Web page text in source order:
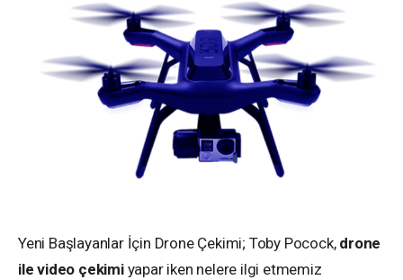
Yeni Başlayanlar İçin Drone Çekimi; Toby Pocock, drone
ile video çekimiyapar iken nelere ilgi etmemiz